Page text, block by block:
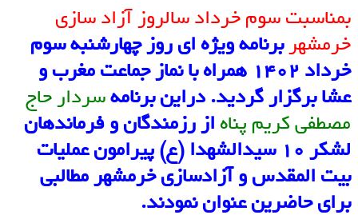
بزرگداشت
سوم
خرداد
بمناسبت سوم خرداد سالروز آزاد سازی
خرمشهر برنامه ویژه ای روز چهارشنبه سوم
خرداد ۱۴۰۲ همراه با نماز جماعت مغرب و
عشا برگزار گردید. دراین برنامهسردار حاج
مصطفی کریم پناه از رزمندگان و فرماندهان
لشکر ۱۰ سیدالشهدا (ع) پیرامون عملیات
بیت المقدس و آزادسازی خرمشهر مطالبی
برای حاضرین عنوان نمودند.